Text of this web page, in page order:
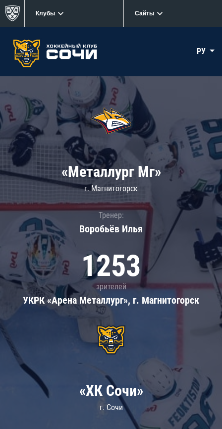
Клубы Сайты
РУ
«Металлург Мг»
г. Магнитогорск
Тренер:
Воробьёв Илья
1253
зрителей
УКРК «Арена Металлург», г. Магнитогорск
«ХК Сочи»
г. Сочи